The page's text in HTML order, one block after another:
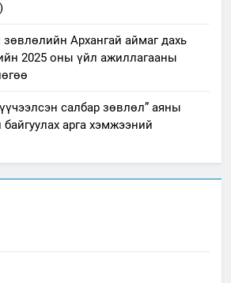
Архангай аймаг дахь
2025 оны үйл ажиллагааны
салбар зөвлөл” аяны
арга хэмжээний